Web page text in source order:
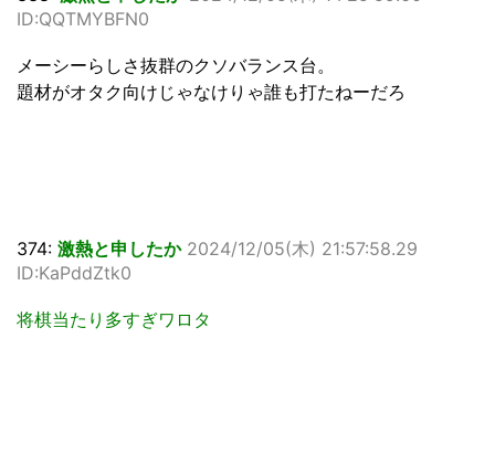
ID:QQTMYBFN0
メーシーらしさ抜群のクソバランス台。
題材がオタク向けじゃなけりゃ誰も打たねーだろ
374: 激熱と申したか 2024/12/05(木) 21:57:58.29
ID:KaPddZtk0
将棋当たり多すぎワロタ